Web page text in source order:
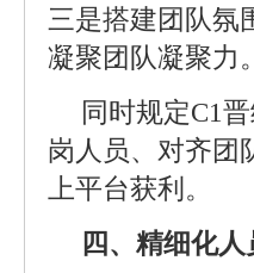
三是搭建团队氛
凝聚团队凝聚力。
同时规定C1
岗人员、对齐团
上平台获利。
四、精细化